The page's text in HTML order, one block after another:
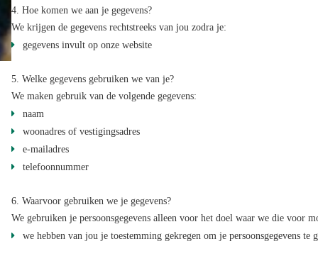
4. Hoe komen we aan je gegevens?
We krijgen de gegevens rechtstreeks van jou zodra je:
gegevens invult op onze website
5. Welke gegevens gebruiken we van je?
We maken gebruik van de volgende gegevens:
naam
woonadres of vestigingsadres
e-mailadres
telefoonnummer
6. Waarvoor gebruiken we je gegevens?
We gebruiken je persoonsgegevens alleen voor het doel waar we die voor
we hebben van jou je toestemming gekregen om je persoonsgegevens te